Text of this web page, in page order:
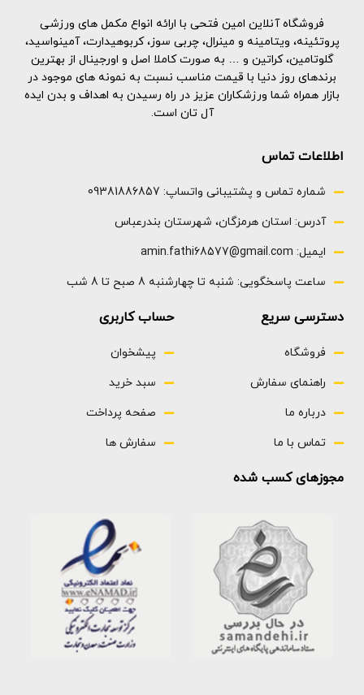
فروشگاه آنلاین امین فتحی با ارائه انواع مکمل های ورزشی
پروتئینه، ویتامینه و مینرال، چربی سوز، کربوهیدارت، آمینواسید،
گلوتامین، کراتین و … به صورت کاملا اصل و اورجینال از بهترین
برندهای روز دنیا با قیمت مناسب نسبت به نمونه های موجود در
بازار همراه شما ورزشکاران عزیز در راه رسیدن به اهداف و بدن ایده
آل تان است.
اطلاعات تماس
شماره تماس و پشتیبانی واتساپ: 09381886857
آدرس: استان هرمزگان، شهرستان بندرعباس
ایمیل: amin.fathi68577@gmail.com
ساعت پاسخگویی: شنبه تا چهارشنبه 8 صبح تا 8 شب
دسترسی سریع
فروشگاه
راهنمای سفارش
درباره ما
تماس با ما
حساب کاربری
پیشخوان
سبد خرید
صفحه پرداخت
سفارش ها
مجوزهای کسب شده